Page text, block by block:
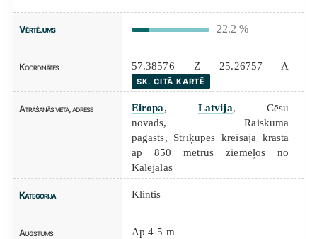
Vērtējums 22.2 %
Koordinātes 57.38576 Z 25.26757 A
SK. CITĀ KARTĒ
Atrašanās vieta, adrese Eiropa, Latvija, Cēsu
novads, Raiskuma
pagasts, Strīķupes kreisajā krastā
ap 850 metrus ziemeļos no
Kalējalas
Kategorija Klintis
Augstums Ap 4-5 m